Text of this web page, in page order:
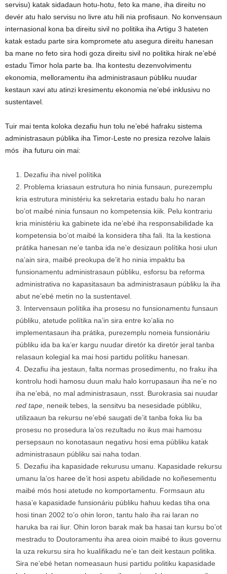
servisu) katak sidadaun hotu-hotu, feto ka mane, iha direitu no
devér atu halo servisu no livre atu hili nia profisaun. No konvensaun
internasional kona ba direitu sivil no politika iha Artigu 3 hateten
katak estadu parte sira kompromete atu asegura direitu hanesan
ba mane no feto sira hodi goza direitu sivil no politika hirak ne’ebé
estadu Timor hola parte ba. Iha kontestu dezenvolvimentu
ekonomia, melloramentu iha administrasaun públiku nuudar
kestaun xavi atu atinzi kresimentu ekonomia ne’ebé inklusivu no
sustentavel.
Tuir mai tenta koloka dezafiu hun tolu ne’ebé hafraku sistema
administrasaun públika iha Timor-Leste no presiza rezolve lalais
mós iha futuru oin mai:
Dezafiu iha nivel polítika
Problema kriasaun estrutura ho ninia funsaun, purezemplu
kria estrutura ministériu ka sekretaria estadu balu ho naran
bo’ot maibé ninia funsaun no kompetensia kiik. Pelu kontrariu
kria ministériu ka gabinete ida ne’ebé iha responsabilidade ka
kompetensia bo’ot maibé la konsidera tiha fali. Ita la kestiona
prátika hanesan ne’e tanba ida ne’e desizaun polítika hosi ulun
na’ain sira, maibé preokupa de’it ho ninia impaktu ba
funsionamentu administrasaun públiku, esforsu ba reforma
administrativa no kapasitasaun ba administrasaun públiku la iha
abut ne’ebé metin no la sustentavel.
Intervensaun polítika iha prosesu no funsionamentu funsaun
públiku, atetude polítika na’in sira entre ko’alia no
implementasaun iha prátika, purezemplu nomeia funsionáriu
públiku ida ba ka’er kargu nuudar diretór ka diretór jeral tanba
relasaun kolegial ka mai hosi partidu polítiku hanesan.
Dezafiu iha jestaun, falta normas prosedimentu, no fraku iha
kontrolu hodi hamosu duun malu halo korrupasaun iha ne’e no
iha ne’ebá, no mal administrasaun, nsst. Burokrasia sai nuudar
red tape , neneik tebes, la sensitvu ba nesesidade públiku,
utilizaaun ba rekursu ne’ebé saugati de’it tanba foka liu ba
prosesu no prosedura la’os rezultadu no ikus mai hamosu
persepsaun no konotasaun negativu hosi ema públiku katak
administrasaun públiku sai naha todan.
Dezafiu iha kapasidade rekurusu umanu. Kapasidade rekursu
umanu la’os haree de’it hosi aspetu abilidade no koñesementu
maibé mós hosi atetude no komportamentu. Formsaun atu
hasa’e kapasidade funsionáriu públiku hahuu kedas tiha ona
hosi tinan 2002 to’o ohin loron, tantu halo iha rai laran no
haruka ba rai liur. Ohin loron barak mak ba hasai tan kursu bo’ot
mestradu to Doutoramentu iha area oioin maibé to ikus governu
la uza rekursu sira ho kualifikadu ne’e tan deit kestaun politika.
Sira ne’ebé hetan nomeasaun husi partidu politiku kapasidade